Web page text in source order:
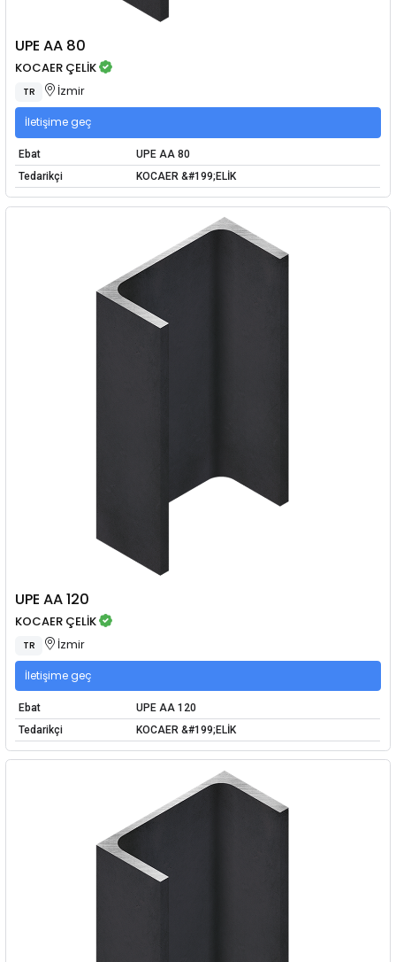
UPE AA 80
KOCAER ÇELİK
TR İzmir
İletişime geç
Ebat
UPE AA 80
Tedarikçi
KOCAER &#199;ELİK
UPE AA 120
KOCAER ÇELİK
TR İzmir
İletişime geç
Ebat
UPE AA 120
Tedarikçi
KOCAER &#199;ELİK